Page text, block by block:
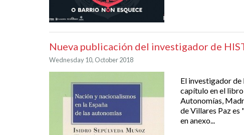
Nueva publicación del investigador de
Wednesday 10, October 2018
El investigador de
capítulo en el
Autonomías,
de Villares Paz
en anexo...